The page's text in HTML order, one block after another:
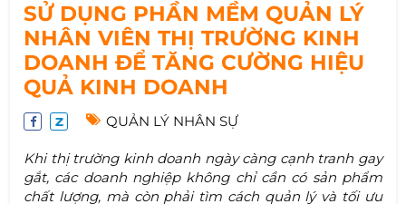
SỬ DỤNG PHẦN MỀM QUẢN LÝ
NHÂN VIÊN THỊ TRƯỜNG KINH
DOANH ĐỂ TĂNG CƯỜNG HIỆU
QUẢ KINH DOANH
QUẢN LÝ NHÂN SỰ
Khi thị trường kinh doanh ngày càng cạnh tranh gay
gắt, các doanh nghiệp không chỉ cần có sản phẩm
chất lượng, mà còn phải tìm cách quản lý và tối ưu